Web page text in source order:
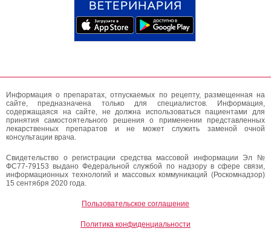
Информация о препаратах, отпускаемых по рецепту, размещенная на
сайте, предназначена только для специалистов. Информация,
содержащаяся на сайте, не должна использоваться пациентами для
принятия самостоятельного решения о применении представленных
лекарственных препаратов и не может служить заменой очной
консультации врача.
Свидетельство о регистрации средства массовой информации Эл №
ФС77-79153 выдано Федеральной службой по надзору в сфере связи,
информационных технологий и массовых коммуникаций (Роскомнадзор)
15 сентября 2020 года.
Пользовательское соглашение
Политика конфиденциальности